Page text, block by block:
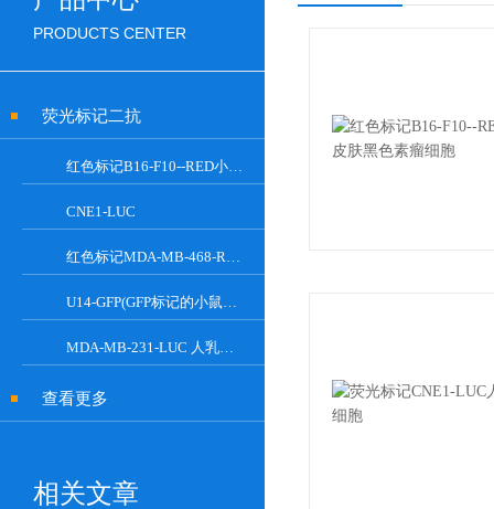
PRODUCTS CENTER
荧光标记二抗
红色标记B16-F10--RED小鼠皮肤黑色素瘤细胞
CNE1-LUC
红色标记MDA-MB-468-RED人乳腺癌细胞
U14-GFP(GFP标记的小鼠子宫颈癌细胞)
MDA-MB-231-LUC 人乳腺癌细胞系
查看更多
相关文章